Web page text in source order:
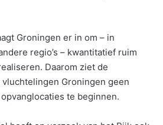
Groningen er in om – in
regio’s – kwantitatief ruim
Daarom ziet de
Groningen geen
te beginnen.